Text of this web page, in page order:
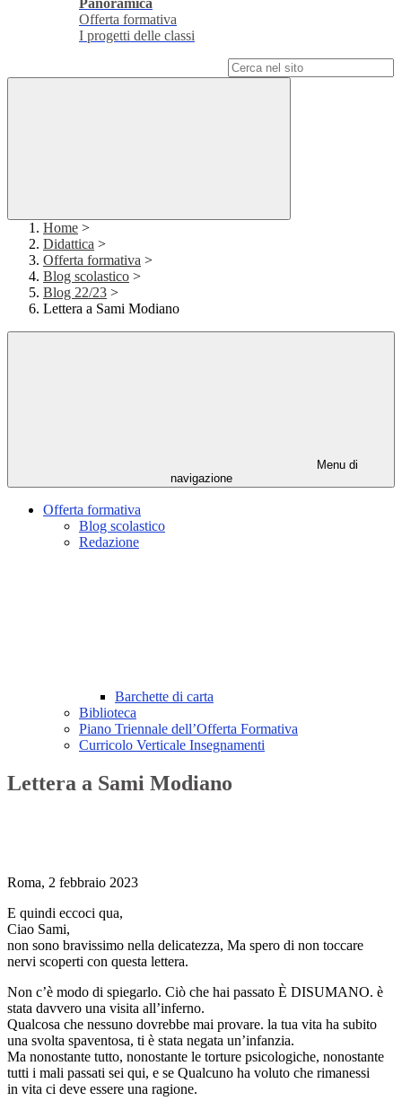
Panoramica
Offerta formativa
I progetti delle classi
Home >
Didattica >
Offerta formativa >
Blog scolastico >
Blog 22/23 >
Lettera a Sami Modiano
Menu di
navigazione
Offerta formativa
Blog scolastico
Redazione
Barchette di carta
Biblioteca
Piano Triennale dell’Offerta Formativa
Curricolo Verticale Insegnamenti
Lettera a Sami Modiano
Roma, 2 febbraio 2023
E quindi eccoci qua,
Ciao Sami,
non sono bravissimo nella delicatezza, Ma spero di non toccare
nervi scoperti con questa lettera.
Non c’è modo di spiegarlo. Ciò che hai passato È DISUMANO. è
stata davvero una visita all’inferno.
Qualcosa che nessuno dovrebbe mai provare. la tua vita ha subito
una svolta spaventosa, ti è stata negata un’infanzia.
Ma nonostante tutto, nonostante le torture psicologiche, nonostante
tutti i mali passati sei qui, e se Qualcuno ha voluto che rimanessi
in vita ci deve essere una ragione.